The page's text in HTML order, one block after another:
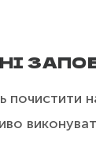
почистити